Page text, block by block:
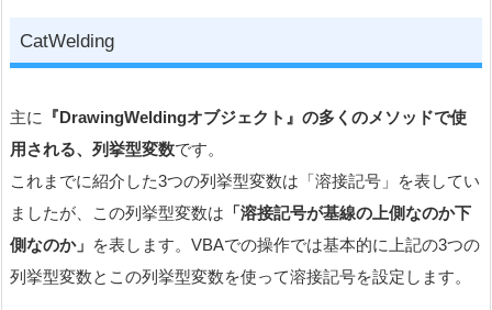
CatWelding
主に
『DrawingWeldingオブジェクト』の多くのメソッドで使
用される、列挙型変数です。
これまでに紹介した3つの列挙型変数は「溶接記号」を表してい
ましたが、この列挙型変数は 「溶接記号が基線の上側なのか下
側なのか」 を表します。VBAでの操作では基本的に上記の3つの
列挙型変数とこの列挙型変数を使って溶接記号を設定します。